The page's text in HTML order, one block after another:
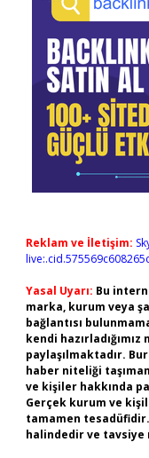
Reklam ve İletişim:
Yasal Uyarı: Bu
marka, kurum veya
bağlantısı
kendi
paylaşılmaktadır.
haber niteliği
ve kişiler hakkında
Gerçek kurum ve
tamamen
halindedir ve tavsiye